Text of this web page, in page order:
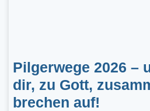
Pilgerwege 2026 –
dir, zu Gott,
brechen auf!